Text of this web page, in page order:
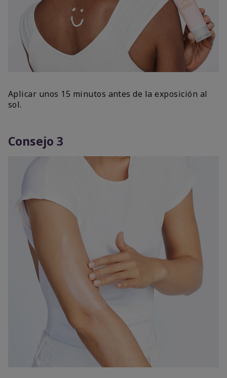
Aplicar unos 15 minutos antes de la exposición al
sol.
Consejo 3